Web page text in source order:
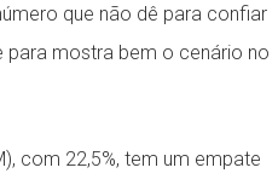
que não dê para confiar
para mostra bem o cenário no
com 22,5%, tem um empate